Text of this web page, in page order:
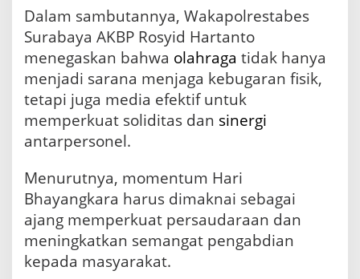
k
n
T
r
n
a
T
e
i
s
e
Dalam sambutannya, Wakapolrestabes
Surabaya AKBP Rosyid Hartanto
menegaskan bahwa olahraga tidak hanya
menjadi sarana menjaga kebugaran fisik,
tetapi juga media efektif untuk
memperkuat soliditas dan sinergi
antarpersonel.
Menurutnya, momentum Hari
Bhayangkara harus dimaknai sebagai
ajang memperkuat persaudaraan dan
meningkatkan semangat pengabdian
kepada masyarakat.